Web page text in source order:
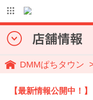
DMMぱちタウン
【最新情報公開中！】